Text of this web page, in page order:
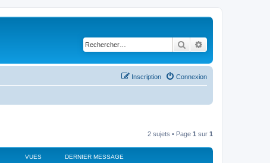
Rechercher
Connexion
Inscription
2 sujets • Page 1 sur 1
VUES DERNIER MESSAGE